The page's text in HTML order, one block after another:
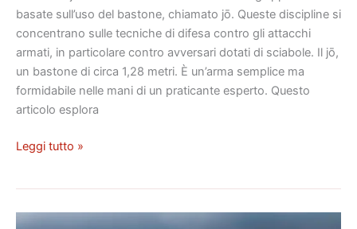
basate sull’uso del bastone, chiamato jō. Queste discipline si
concentrano sulle tecniche di difesa contro gli attacchi
armati, in particolare contro avversari dotati di sciabole. Il jō,
un bastone di circa 1,28 metri. È un’arma semplice ma
formidabile nelle mani di un praticante esperto. Questo
articolo esplora
Leggi tutto »
Gran